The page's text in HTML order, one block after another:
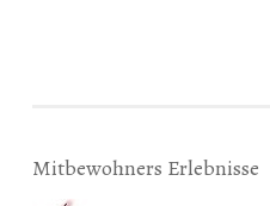
Mitbewohners Erlebnisse